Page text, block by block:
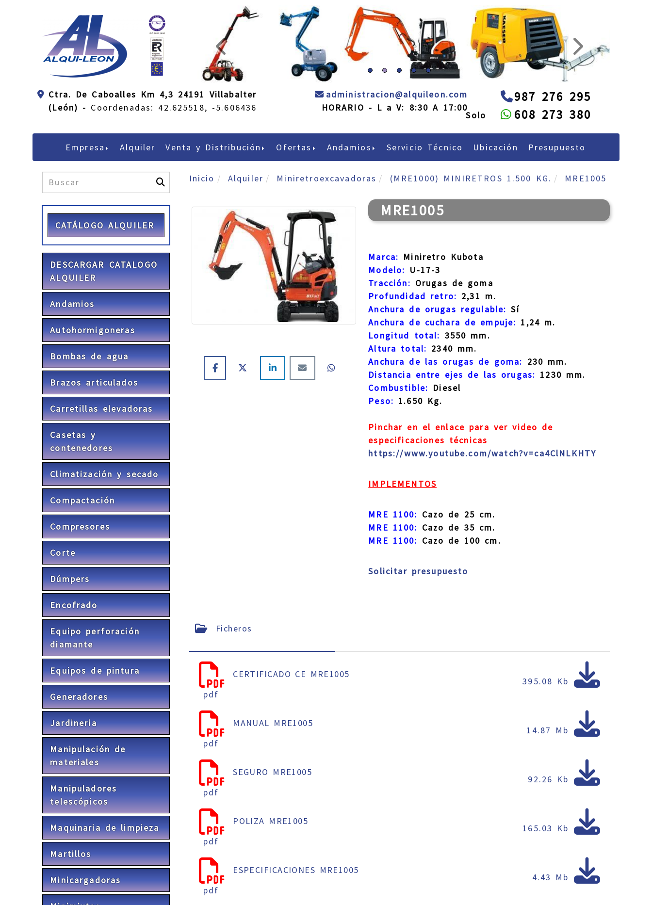
prev
Ctra. De Caboalles Km 4,3 24191 Villabalter
(León) - Coordenadas: 42.625518, -5.606436
administracion alquileon.com administracion
alquileon.com
HORARIO - L a V: 8:30 A 17:00
987 276 295
608 273 380
Empresa Alquiler Venta y Distribución Ofertas Andamios Servicio Técnico Ubicación Presupuesto
CATÁLOGO ALQUILER
DESCARGAR CATALOGO
ALQUILER
Andamios
Autohormigoneras
Bombas de agua
Brazos articulados
Carretillas elevadoras
Casetas y
contenedores
Climatización y secado
Compactación
Compresores
Corte
Dúmpers
Encofrado
Equipo perforación
diamante
Equipos de pintura
Generadores
Jardineria
Manipulación de
materiales
Manipuladores
telescópicos
Maquinaria de limpieza
Martillos
Minicargadoras
Inicio Alquiler Miniretroexcavadoras (MRE1000) MINIRETROS 1.500 KG. MRE1005
MRE1005
Marca: Miniretro Kubota
Modelo: U-17-3
Tracción: Orugas de goma
Profundidad retro: 2,31 m.
Anchura de orugas regulable: Sí
Anchura de cuchara de empuje: 1,24 m.
Longitud total: 3550 mm.
Altura total: 2340 mm.
Anchura de las orugas de goma: 230 mm.
Distancia entre ejes de las orugas: 1230 mm.
Combustible: Diesel
Peso: 1.650 Kg.
Pinchar en el enlace para ver video de
especificaciones técnicas
https://www.youtube.com/watch?v=ca4ClNLKHTY
IMPLEMENTOS
MRE 1100: Cazo de 25 cm.
MRE 1100: Cazo de 35 cm.
MRE 1100: Cazo de 100 cm.
Solicitar presupuesto
Ficheros
pdf
CERTIFICADO CE MRE1005
395.08 Kb
pdf
MANUAL MRE1005
14.87 Mb
pdf
SEGURO MRE1005
92.26 Kb
pdf
POLIZA MRE1005
165.03 Kb
pdf
ESPECIFICACIONES MRE1005
4.43 Mb